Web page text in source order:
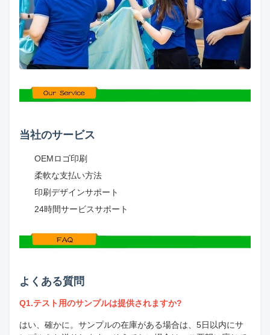
当社のサービス
OEMロゴ印刷
柔軟な支払い方法
印刷デザインサポート
24時間サービスサポート
よくある質問
Q1.テスト用のサンプルは提供されますか?
はい、確かに。サンプルの在庫がある場合は、5日以内にサ